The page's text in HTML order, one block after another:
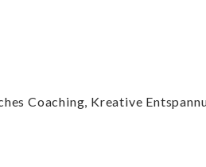
Coaching, Kreative